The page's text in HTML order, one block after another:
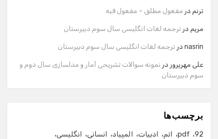
ترنم در مفعول مطلق – مفعول فیه
مریم در ترجمه لغات انگلیسی سال سوم دبیرستان
nasrin در ترجمه لغات انگلیسی سال سوم دبیرستان
علی مهرپرور در نمونه سوالات تشریحی آمار و مدلسازی سال دوم و
سوم دبیرستان
برچسب‌ها
92
pdf اتم ادبیات المپیاد انسانی انگلیسی
ایمیل